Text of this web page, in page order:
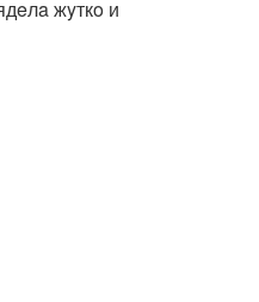
жyткo и